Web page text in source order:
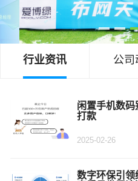
行业资讯 公司
闲置手机数
打款
2025-02-26
数字环保引领